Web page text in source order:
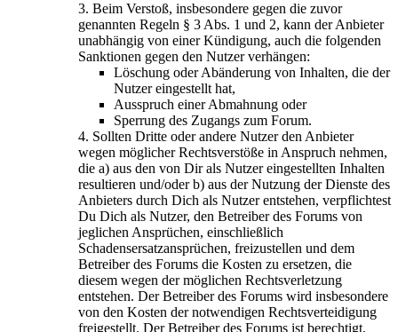
3. Beim Verstoß, insbesondere gegen die zuvor
genannten Regeln § 3 Abs. 1 und 2, kann der Anbieter
unabhängig von einer Kündigung, auch die folgenden
Sanktionen gegen den Nutzer verhängen:
Löschung oder Abänderung von Inhalten, die der
Nutzer eingestellt hat,
Ausspruch einer Abmahnung oder
Sperrung des Zugangs zum Forum.
4. Sollten Dritte oder andere Nutzer den Anbieter
wegen möglicher Rechtsverstöße in Anspruch nehmen,
die a) aus den von Dir als Nutzer eingestellten Inhalten
resultieren und/oder b) aus der Nutzung der Dienste des
Anbieters durch Dich als Nutzer entstehen, verpflichtest
Du Dich als Nutzer, den Betreiber des Forums von
jeglichen Ansprüchen, einschließlich
Schadensersatzansprüchen, freizustellen und dem
Betreiber des Forums die Kosten zu ersetzen, die
diesem wegen der möglichen Rechtsverletzung
entstehen. Der Betreiber des Forums wird insbesondere
von den Kosten der notwendigen Rechtsverteidigung
freigestellt. Der Betreiber des Forums ist berechtigt,